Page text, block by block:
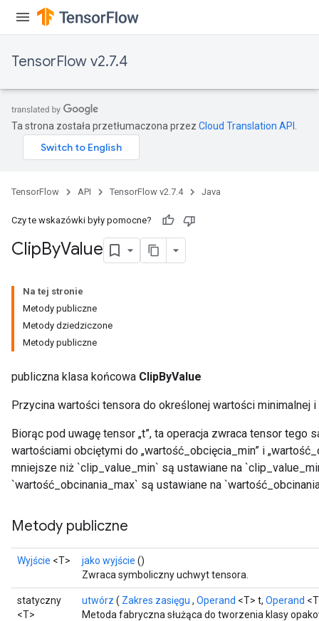
TensorFlow v2.7.4
Ta strona została przetłumaczona przez Cloud Translation API
TensorFlow API TensorFlow v2.7.4 Java
Czy te wskazówki były pomocne?
ClipByValue
Na tej stronie
Metody publiczne
Metody dziedziczone
Metody publiczne
publiczna klasa końcowa ClipByValue
Przycina wartości tensora do określonej wartości minimalnej i
Biorąc pod uwagę tensor „t”, ta operacja zwraca tensor tego
wartościami obciętymi do „wartość_obcięcia_min” i
mniejsze niż `clip_value_min` są ustawiane na
`wartość_obcinania_max` są ustawiane na
Metody publiczne
Wyjście <T> jako wyjście ()
Zwraca symboliczny uchwyt tensora.
statyczny
<T>
utwórz ( Zakres zasięgu , Operand <T> t, Operand
Metoda fabryczna służąca do tworzenia klasy